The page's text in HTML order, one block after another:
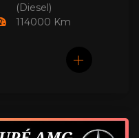
(Diesel)
114000 Km